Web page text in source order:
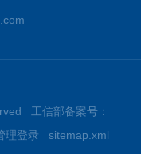
工信部备案号：
理登录 sitemap.xml